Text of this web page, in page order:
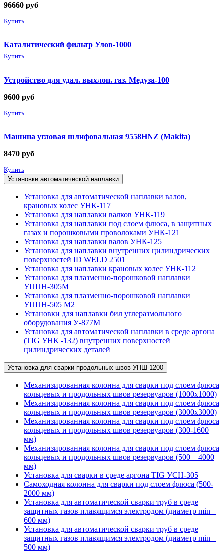
96660 руб
Купить
Каталитический фильтр Улов-1000
Купить
Устройство для удал. выхлоп. газ. Медуза-100
9600 руб
Купить
Машина угловая шлифовальная 9558HNZ (Makita)
8470 руб
Купить
Установки автоматической наплавки
Установка для автоматической наплавки валов,
крановых колес УНК-117
Установка для наплавки валков УНК-119
Установка для наплавки под слоем флюса, в защитных
газах и порошковыми проволоками УНК-121
Установка для наплавки валов УНК-125
Установка для наплавки внутренних цилиндрических
поверхностей ID WELD 2501
Установка для наплавки крановых колес УНК-112
Установка для плазменно-порошковой наплавки
УППН-305М
Установка для плазменно-порошковой наплавки
УППН-505 М2
Установки для наплавки бил углеразмольного
оборудования У-877М
Установка для автоматической наплавки в среде аргона
(TIG УНК -132) внутренних поверхностей
цилиндрических деталей
Установка для сварки продольных швов УПШ-1200
Механизированная колонна для сварки под слоем флюса
кольцевых и продольных швов резервуаров (1000х1000)
Механизированная колонна для сварки под слоем флюса
кольцевых и продольных швов резервуаров (3000х3000)
Механизированная колонна для сварки под слоем флюса
кольцевых и продольных швов резервуаров (300-1600
мм)
Механизированная колонна для сварки под слоем флюса
кольцевых и продольных швов резервуаров (500 – 4000
мм)
Установка для сварки в среде аргона TIG УСН-305
Самоходная колонна для сварки под слоем флюса (500-
2000 мм)
Установка для автоматической сварки труб в среде
защитных газов плавящимся электродом (диаметр min –
600 мм)
Установка для автоматической сварки труб в среде
защитных газов плавящимся электродом (диаметр min –
500 мм)